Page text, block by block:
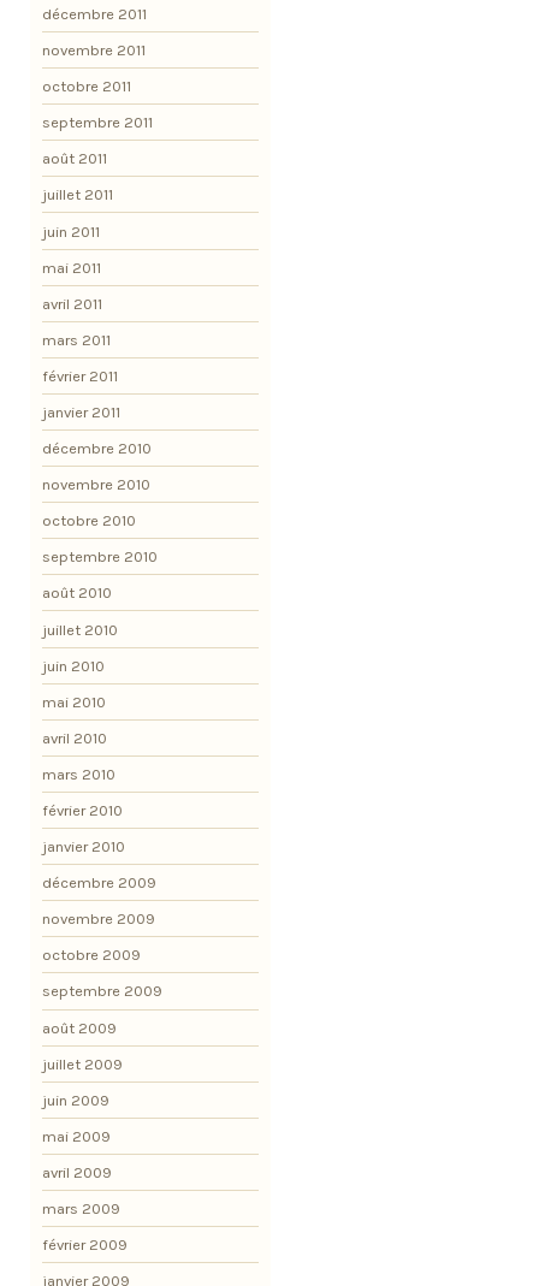
décembre 2011
novembre 2011
octobre 2011
septembre 2011
août 2011
juillet 2011
juin 2011
mai 2011
avril 2011
mars 2011
février 2011
janvier 2011
décembre 2010
novembre 2010
octobre 2010
septembre 2010
août 2010
juillet 2010
juin 2010
mai 2010
avril 2010
mars 2010
février 2010
janvier 2010
décembre 2009
novembre 2009
octobre 2009
septembre 2009
août 2009
juillet 2009
juin 2009
mai 2009
avril 2009
mars 2009
février 2009
janvier 2009